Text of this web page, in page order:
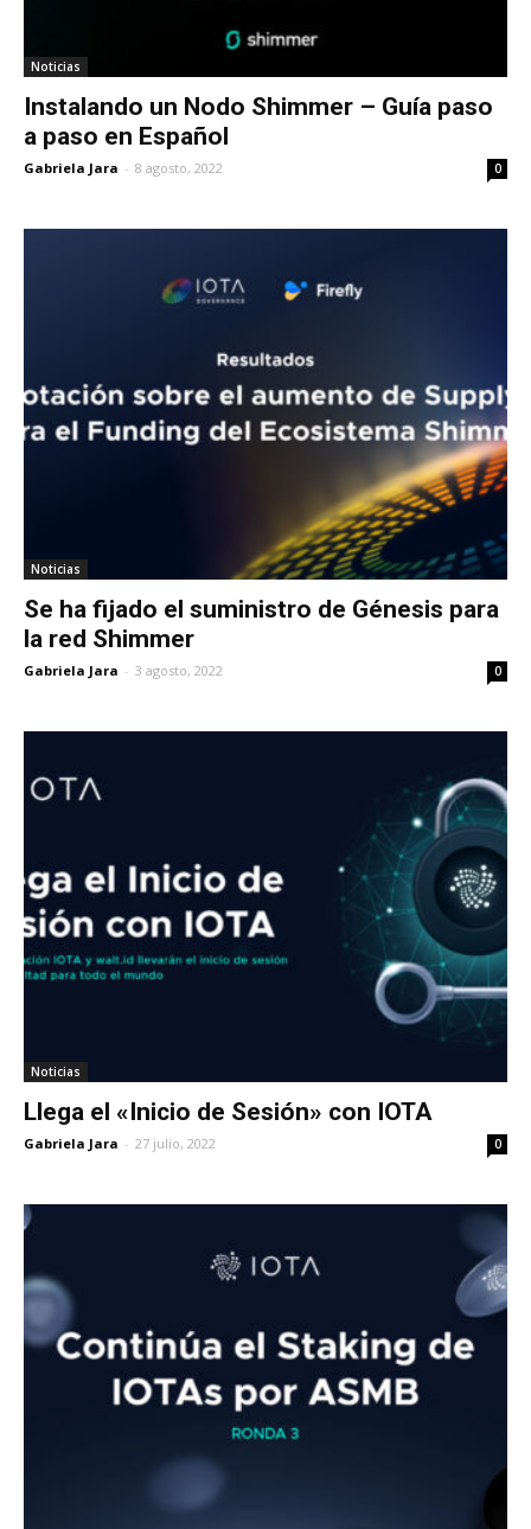
Noticias
Instalando un Nodo Shimmer – Guía paso
a paso en Español
Gabriela Jara - 8 agosto, 2022 0
Noticias
Se ha fijado el suministro de Génesis para
la red Shimmer
Gabriela Jara - 3 agosto, 2022 0
Noticias
Llega el «Inicio de Sesión» con IOTA
Gabriela Jara - 27 julio, 2022 0